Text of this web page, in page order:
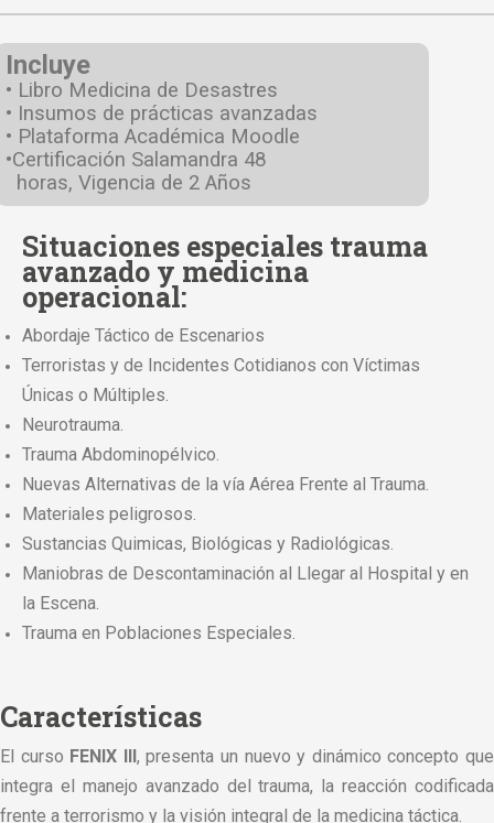
Incluye
• Libro Medicina de Desastres
• Insumos de prácticas avanzadas
• Plataforma Académica Moodle
•Certificación Salamandra 48
horas, Vigencia de 2 Años
Situaciones especiales trauma
avanzado y medicina
operacional:
Abordaje Táctico de Escenarios
Terroristas y de Incidentes Cotidianos con Víctimas
Únicas o Múltiples.
Neurotrauma.
Trauma Abdominopélvico.
Nuevas Alternativas de la vía Aérea Frente al Trauma.
Materiales peligrosos.
Sustancias Quimicas, Biológicas y Radiológicas.
Maniobras de Descontaminación al Llegar al Hospital y en
la Escena.
Trauma en Poblaciones Especiales.
Características
El curso FENIX III, presenta un nuevo y dinámico concepto que
integra el manejo avanzado del trauma, la reacción codificada
frente a terrorismo y la visión integral de la medicina táctica.